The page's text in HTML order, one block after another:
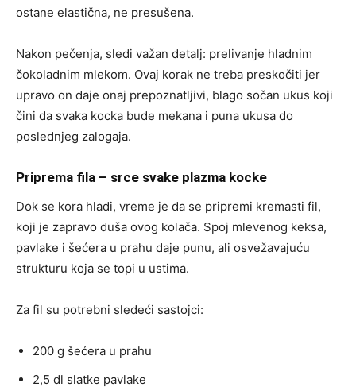
ostane elastična, ne presušena.
Nakon pečenja, sledi važan detalj: prelivanje hladnim
čokoladnim mlekom. Ovaj korak ne treba preskočiti jer
upravo on daje onaj prepoznatljivi, blago sočan ukus koji
čini da svaka kocka bude mekana i puna ukusa do
poslednjeg zalogaja.
Priprema fila – srce svake plazma kocke
Dok se kora hladi, vreme je da se pripremi kremasti fil,
koji je zapravo duša ovog kolača. Spoj mlevenog keksa,
pavlake i šećera u prahu daje punu, ali osvežavajuću
strukturu koja se topi u ustima.
Za fil su potrebni sledeći sastojci:
200 g šećera u prahu
2,5 dl slatke pavlake